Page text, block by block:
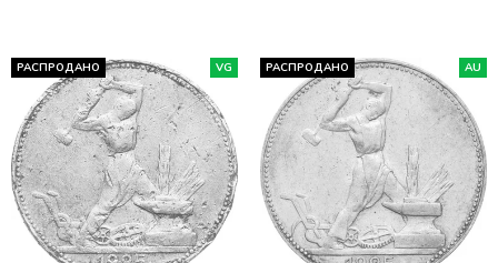
РАСПРОДАНО VG РАСПРОДАНО AU